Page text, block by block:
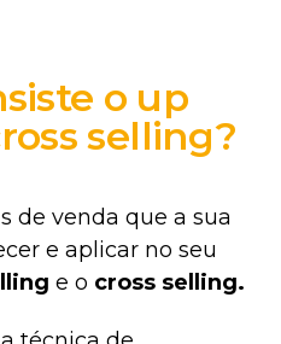
o up
selling?
de venda que a sua
e aplicar no seu
e o cross selling.